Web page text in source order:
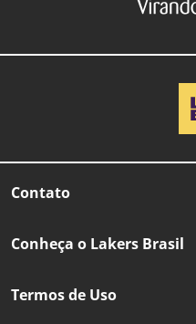
Contato
Conheça o Lakers Brasil
Termos de Uso